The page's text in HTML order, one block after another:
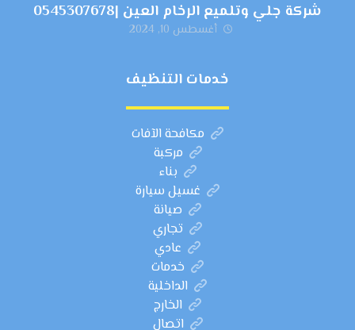
شركة جلي وتلميع الرخام العين |0545307678
أغسطس 10, 2024
خدمات التنظيف
مكافحة الآفات
مركبة
بناء
غسيل سيارة
صيانة
تجاري
عادي
خدمات
الداخلية
الخارج
اتصال